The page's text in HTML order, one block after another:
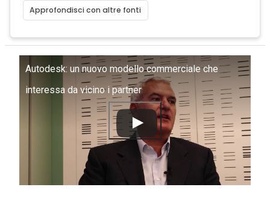
Approfondisci con altre fonti
Autodesk: un nuovo modello commerciale che
interessa da vicino i partner